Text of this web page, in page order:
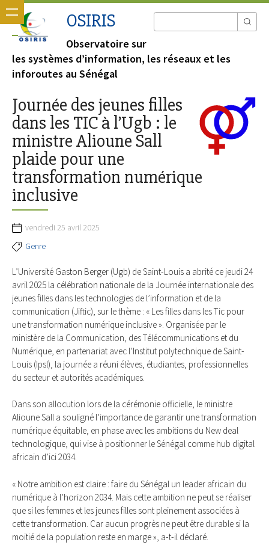
OSIRIS
Observatoire sur
les systèmes d’information, les réseaux et les
inforoutes au Sénégal
Journée des jeunes filles
dans les TIC à l’Ugb : le
ministre Alioune Sall
plaide pour une
transformation numérique
inclusive
vendredi 25 avril 2025
Genre
L’Université Gaston Berger (Ugb) de Saint-Louis a abrité ce jeudi 24
avril 2025 la célébration nationale de la Journée internationale des
jeunes filles dans les technologies de l’information et de la
communication (Jiftic), sur le thème : « Les filles dans les Tic pour
une transformation numérique inclusive ». Organisée par le
ministère de la Communication, des Télécommunications et du
Numérique, en partenariat avec l’Institut polytechnique de Saint-
Louis (Ipsl), la journée a réuni élèves, étudiantes, professionnelles
du secteur et autorités académiques.
Dans son allocution lors de la cérémonie officielle, le ministre
Alioune Sall a souligné l’importance de garantir une transformation
numérique équitable, en phase avec les ambitions du New deal
technologique, qui vise à positionner le Sénégal comme hub digital
africain d’ici 2034.
« Notre ambition est claire : faire du Sénégal un leader africain du
numérique à l’horizon 2034. Mais cette ambition ne peut se réaliser
que si les femmes et les jeunes filles sont pleinement associées à
cette transformation. Car aucun progrès ne peut être durable si la
moitié de la population reste en marge », a-t-il déclaré.